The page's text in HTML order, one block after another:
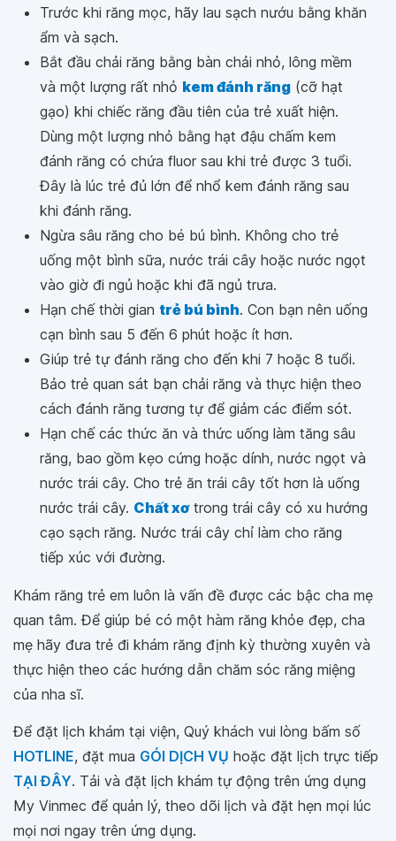
Trước khi răng mọc, hãy lau sạch nướu bằng khăn
ẩm và sạch.
Bắt đầu chải răng bằng bàn chải nhỏ, lông mềm
và một lượng rất nhỏ kem đánh răng (cỡ hạt
gạo) khi chiếc răng đầu tiên của trẻ xuất hiện.
Dùng một lượng nhỏ bằng hạt đậu chấm kem
đánh răng có chứa fluor sau khi trẻ được 3 tuổi.
Đây là lúc trẻ đủ lớn để nhổ kem đánh răng sau
khi đánh răng.
Ngừa sâu răng cho bé bú bình. Không cho trẻ
uống một bình sữa, nước trái cây hoặc nước ngọt
vào giờ đi ngủ hoặc khi đã ngủ trưa.
Hạn chế thời gian trẻ bú bình. Con bạn nên uống
cạn bình sau 5 đến 6 phút hoặc ít hơn.
Giúp trẻ tự đánh răng cho đến khi 7 hoặc 8 tuổi.
Bảo trẻ quan sát bạn chải răng và thực hiện theo
cách đánh răng tương tự để giảm các điểm sót.
Hạn chế các thức ăn và thức uống làm tăng sâu
răng, bao gồm kẹo cứng hoặc dính, nước ngọt và
nước trái cây. Cho trẻ ăn trái cây tốt hơn là uống
nước trái cây. Chất xơtrong trái cây có xu hướng
cạo sạch răng. Nước trái cây chỉ làm cho răng
tiếp xúc với đường.
Khám răng trẻ em luôn là vấn đề được các bậc cha mẹ
quan tâm. Để giúp bé có một hàm răng khỏe đẹp, cha
mẹ hãy đưa trẻ đi khám răng định kỳ thường xuyên và
thực hiện theo các hướng dẫn chăm sóc răng miệng
của nha sĩ.
Để đặt lịch khám tại viện, Quý khách vui lòng bấm số
HOTLINE, đặt mua GÓI DỊCH VỤ hoặc đặt lịch trực tiếp
TẠI ĐÂY. Tải và đặt lịch khám tự động trên ứng dụng
My Vinmec để quản lý, theo dõi lịch và đặt hẹn mọi lúc
mọi nơi ngay trên ứng dụng.